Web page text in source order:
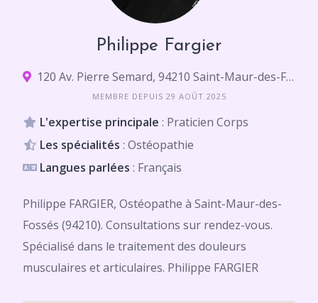
Philippe Fargier
120 Av. Pierre Semard, 94210 Saint-Maur-des-Fossés
MEMBRE DEPUIS 29 AOÛT 2025
L'expertise principale : Praticien Corps
Les spécialités : Ostéopathie
Langues parlées : Français
Philippe FARGIER, Ostéopathe à Saint-Maur-des-
Fossés (94210). Consultations sur rendez-vous.
Spécialisé dans le traitement des douleurs
musculaires et articulaires. Philippe FARGIER